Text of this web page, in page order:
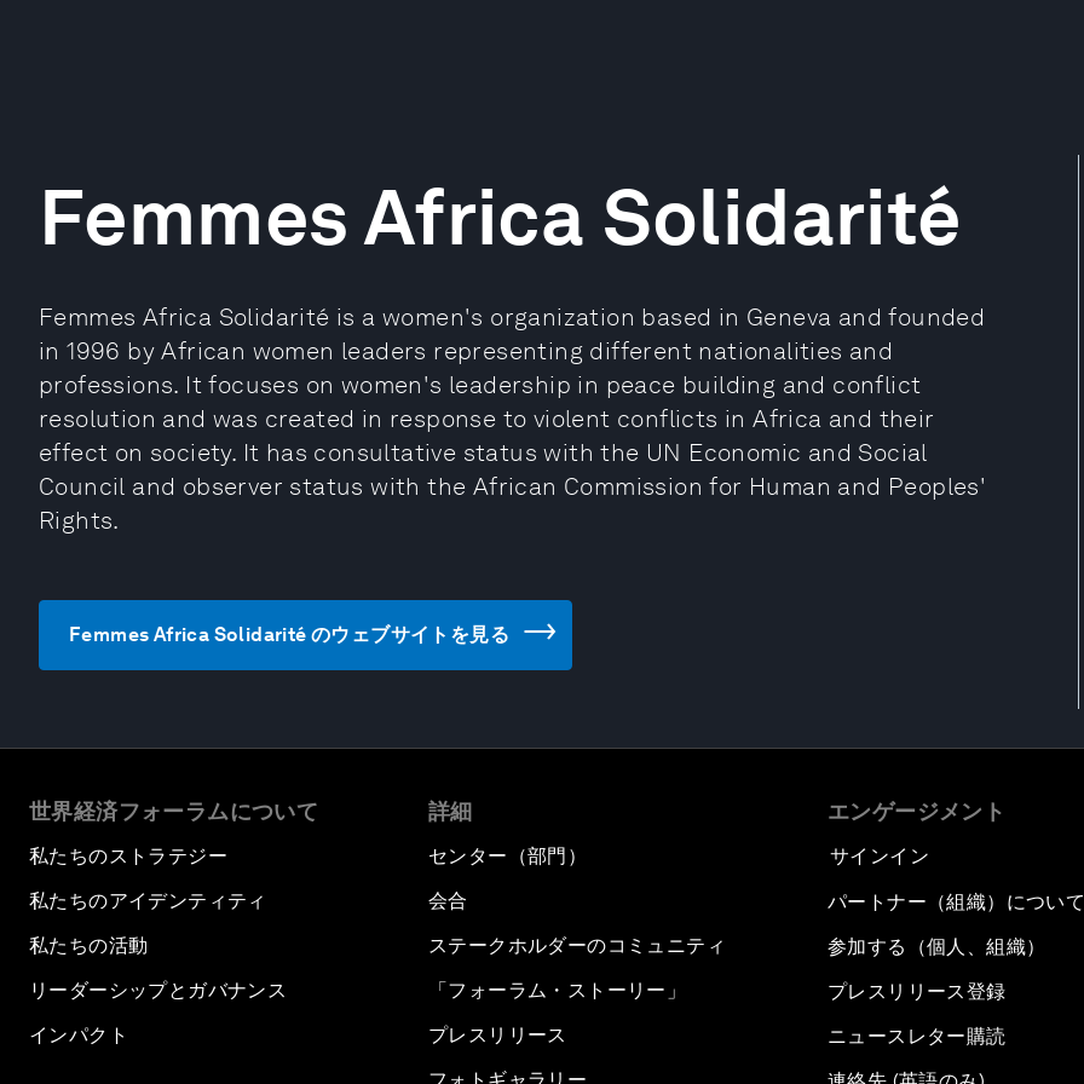
Femmes Africa Solidarité
Femmes Africa Solidarité is a women's organization based in Geneva and founded
in 1996 by African women leaders representing different nationalities and
professions. It focuses on women's leadership in peace building and conflict
resolution and was created in response to violent conflicts in Africa and their
effect on society. It has consultative status with the UN Economic and Social
Council and observer status with the African Commission for Human and Peoples'
Rights.
Femmes Africa Solidarité のウェブサイトを見る
世界経済フォーラムについて
私たちのストラテジー
私たちのアイデンティティ
私たちの活動
リーダーシップとガバナンス
インパクト
詳細
センター（部門）
会合
ステークホルダーのコミュニティ
「フォーラム・ストーリー」
プレスリリース
エンゲージメント
サインイン
パートナー（組織）について
参加する（個人、組織）
プレスリリース登録
ニュースレター購読